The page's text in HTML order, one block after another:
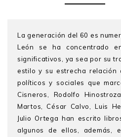
La generación del 60 es
León se ha concentrado
significativos, ya sea por su
estilo y su estrecha relación
políticos y sociales que
Cisneros, Rodolfo
Martos, César Calvo, Luis
Julio Ortega han escrito
algunos de ellos, además,